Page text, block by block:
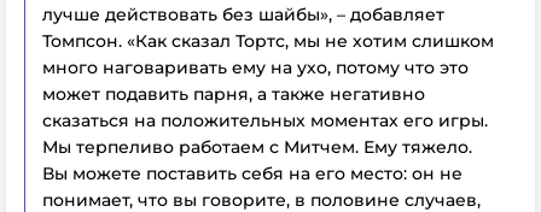
лучше действовать без шайбы», – добавляет
Томпсон. «Как сказал Тортс, мы не хотим слишком
много наговаривать ему на ухо, потому что это
может подавить парня, а также негативно
сказаться на положительных моментах его игры.
Мы терпеливо работаем с Митчем. Ему тяжело.
Вы можете поставить себя на его место: он не
понимает, что вы говорите, в половине случаев,